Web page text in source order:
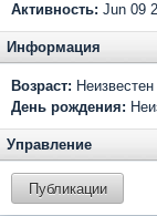
Активность: Jun 09
Информация
Возраст: Неизвестен
День рождения:
Управление
Публикации